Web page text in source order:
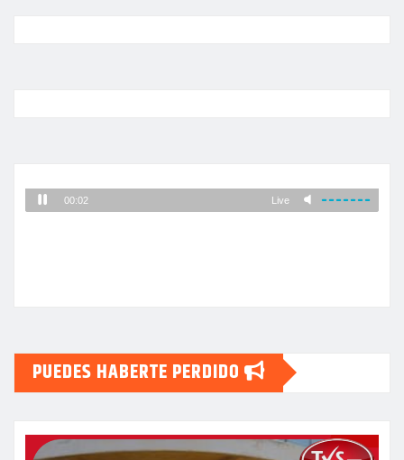
PUEDES HABERTE PERDIDO